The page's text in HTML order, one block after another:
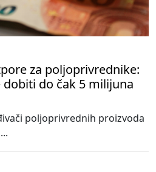
za poljoprivrednike:
do čak 5 milijuna
poljoprivrednih proizvoda